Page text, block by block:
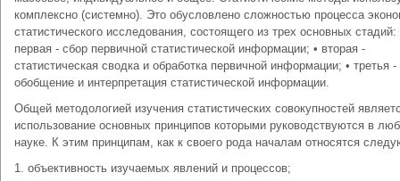
комплексно (системно). Это обусловлено сложностью процесса
статистического исследования, состоящего из трех основных стадий:
первая - сбор первичной статистической информации; • вторая -
статистическая сводка и обработка первичной информации; • третья -
обобщение и интерпретация статистической информации.
Общей методологией изучения статистических совокупностей
использование основных принципов которыми руководствуются в
науке. К этим принципам, как к своего рода началам относятся
1. объективность изучаемых явлений и процессов;